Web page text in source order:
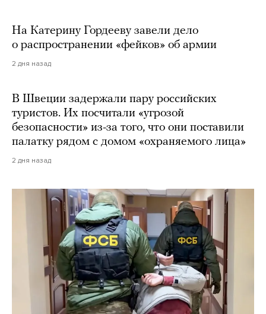
На Катерину Гордееву завели дело
о распространении «фейков» об армии
2 дня назад
В Швеции задержали пару российских
туристов. Их посчитали «угрозой
безопасности» из-за того, что они поставили
палатку рядом с домом «охраняемого лица»
2 дня назад